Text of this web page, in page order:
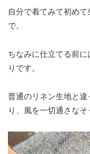
自分で着てみて初め
で。
ちなみに仕立てる前
りです。
普通のリネン生地と
り、風を一切通さなそ